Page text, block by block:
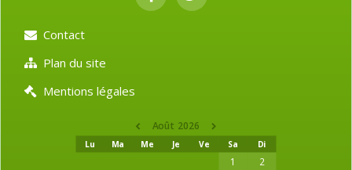
Contact
Plan du site
Mentions légales
Août 2026
Lu Ma Me Je Ve Sa Di
1
2